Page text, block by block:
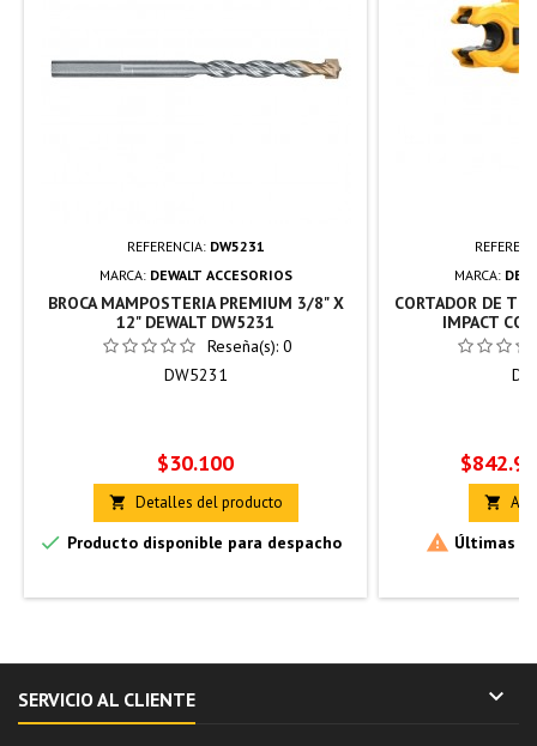
REFERENCIA: DW5231
MARCA: DEWALT ACCESORIOS
BROCA MAMPOSTERIA PREMIUM 3/8" X
12" DEWALT DW5231
Reseña(s): 0
DW5231
Precio
$30.100
 Detalles del producto
 Producto disponible para despacho
MARCA:
CORTADOR DE
IMPACT
Precio

 Últimas
SERVICIO AL CLIENTE 